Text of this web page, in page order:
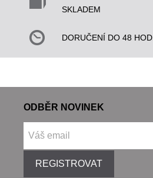
SKLADEM
DORUČENÍ DO 48 HOD.
ODBĚR NOVINEK
REGISTROVAT